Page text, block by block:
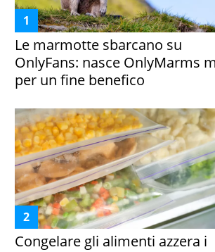
Le marmotte sbarcano su
OnlyFans: nasce OnlyMarms
per un fine benefico
Congelare gli alimenti azzera i